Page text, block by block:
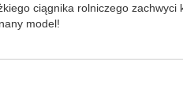
ciągnika rolniczego
model!